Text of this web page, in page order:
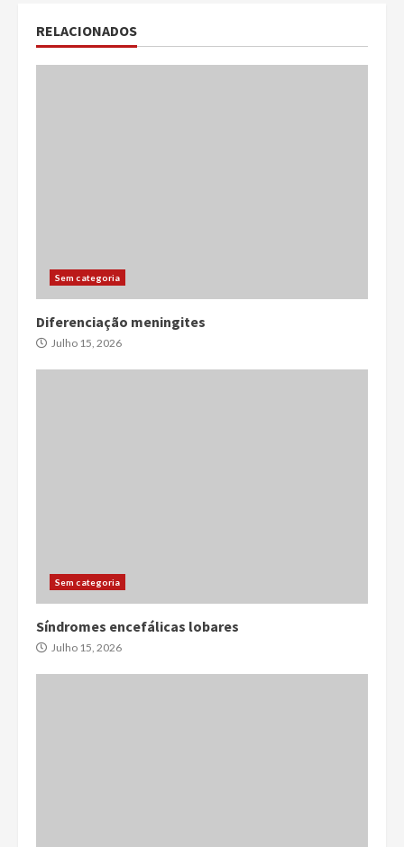
RELACIONADOS
Sem categoria
Diferenciação meningites
Julho 15, 2026
Sem categoria
Síndromes encefálicas lobares
Julho 15, 2026